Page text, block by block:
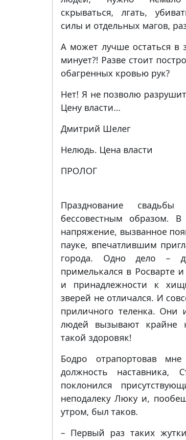
скрываться, лгать,
силы и отдельных магов,
А может лучше остаться в
минует?! Разве стоит
обагренных кровью рук?
Нет! Я не позволю
Цену власти…
Дмитрий Шелег
Нелюдь. Цена власти
ПРОЛОГ
Празднование
бессовестным образом.
напряжение, вызванное
пауке, впечатлившим
города. Одно дело –
примелькался в Росварте
и принадлежности к
зверей не отличался. И
приличного теленка. Они
людей вызывают крайне
такой здоровяк!
Бодро отрапортовав
должность наставника,
поклонился
неподалеку Люку и,
утром, был таков.
– Первый раз таких